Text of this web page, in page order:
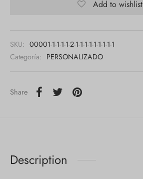
Add to wishlist
SKU: 00001-1-1-1-1-2-1-1-1-1-1-1-1-1-1
Categoría: PERSONALIZADO
Share
Description